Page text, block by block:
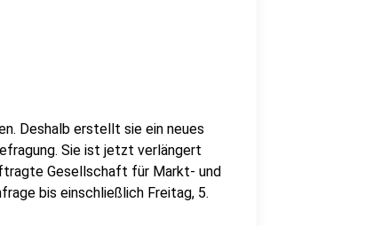
Deshalb erstellt sie ein neues
Sie ist jetzt verlängert
Gesellschaft für Markt- und
bis einschließlich Freitag, 5.